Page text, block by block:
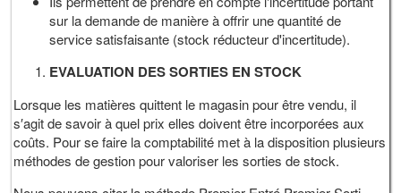
sur la demande de manière à offrir une quantité de
service satisfaisante (stock réducteur d'incertitude).
EVALUATION DES SORTIES EN STOCK
Lorsque les matières quittent le magasin pour être vendu, il
s′agit de savoir à quel prix elles doivent être incorporées aux
coûts. Pour se faire la comptabilité met à la disposition plusieurs
méthodes de gestion pour valoriser les sorties de stock.